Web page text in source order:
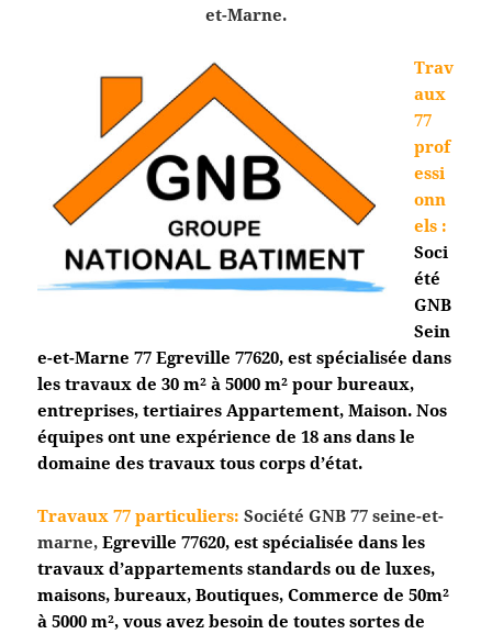
et-Marne.
Trav
aux
77
prof
essi
onn
els :
Soci
été
GNB
Sein
e-et-Marne 77Egreville 77620, est spécialisée dans
les travaux de 30 m² à 5000 m² pour bureaux,
entreprises, tertiaires Appartement, Maison. Nos
équipes ont une expérience de 18 ans dans le
domaine des travaux tous corps d’état.
Travaux 77 particuliers: Société GNB 77 seine-et-
marne,Egreville 77620, est spécialisée dans les
travaux d’appartements standards ou de luxes,
maisons, bureaux, Boutiques, Commerce de 50m²
à 5000 m², vous avez besoin de toutes sortes de